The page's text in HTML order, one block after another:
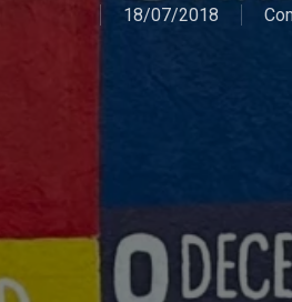
18/07/2018